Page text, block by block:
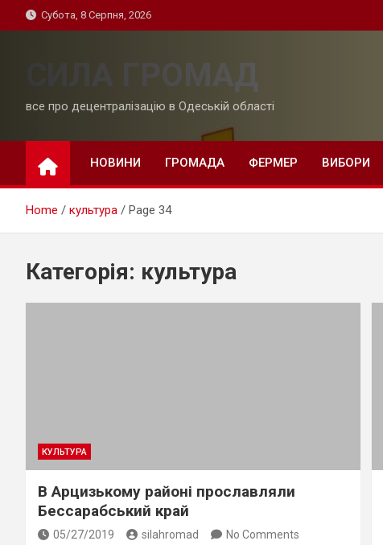
to
Субота, 8 Серпня, 2026
СИЛА ГРОМАД
все про децентралізацію в Одеській області
НОВИНИ ГРОМАДА ФЕРМЕР ВИБОРИ
Home культура Page 34
Категорія: культура
КУЛЬТУРА
В Арцизькому районі прославляли
Бессарабський край
05/27/2019 silahromad No Comments